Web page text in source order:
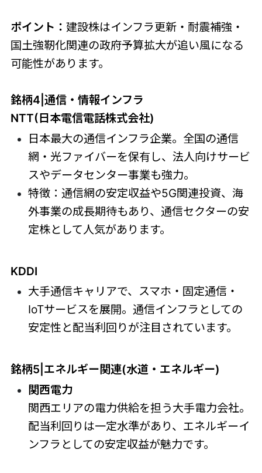
ポイント： 建設株はインフラ更新・耐震補強・
国土強靭化関連の政府予算拡大が追い風になる
可能性があります。
銘柄4|通信・情報インフラ
NTT(日本電信電話株式会社)
日本最大の通信インフラ企業。全国の通信
網・光ファイバーを保有し、法人向けサービ
スやデータセンター事業も強力。
特徴：通信網の安定収益や5G関連投資、海
外事業の成長期待もあり、通信セクターの安
定株として人気があります。
KDDI
大手通信キャリアで、スマホ・固定通信・
IoTサービスを展開。通信インフラとしての
安定性と配当利回りが注目されています。
銘柄5|エネルギー関連(水道・エネルギー)
関西電力
関西エリアの電力供給を担う大手電力会社。
配当利回りは一定水準があり、エネルギーイ
ンフラとしての安定収益が魅力です。